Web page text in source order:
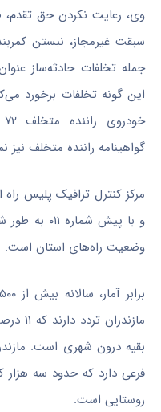
وی، رعایت نکردن حق
سبقت غیرمجاز، نبستن
جمله تخلفات حادثه‌ساز
این گونه تخلفات برخورد
گواهینامه راننده متخلف
و با پیش
وضعیت راه‌های استان است.
فرعی دارد که حدود سه هزار
روستایی است.